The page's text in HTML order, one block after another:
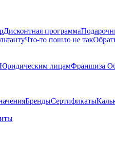
Дисконтная программа
Что-то пошло не так
Юридическим лицамФраншиза
БрендыСертификаты